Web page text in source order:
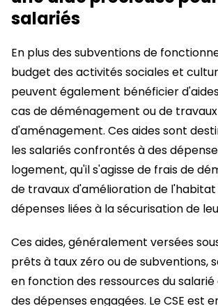
salariés
En plus des subventions de
budget des activités sociales et
peuvent également bénéficier
cas de déménagement ou de travaux
d'aménagement. Ces aides sont
les salariés confrontés à des
logement, qu'il s'agisse de frais de
de travaux d'amélioration de l'habitat
dépenses liées à la sécurisation de
Ces aides, généralement versées
prêts à taux zéro ou de subventions,
en fonction des ressources du
des dépenses engagées. Le CSE est